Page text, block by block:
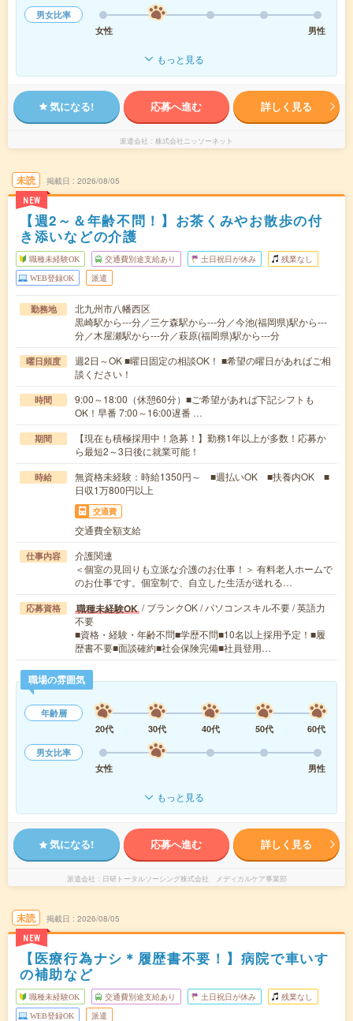
男女比率
女性
男性
もっと見る
気になる! 応募へ進む 詳しく見る
派遣会社 株式会社ニッソーネット
未読
NEW
掲載日 2026/08/05
【週2～＆年齢不問！】お茶くみやお散歩の付
き添いなどの介護
職種未経験OK 交通費別途支給あり 土日祝日が休み 残業なし
WEB登録OK 派遣
勤務地
北九州市八幡西区
黒崎駅から---分／三ケ森駅から---分／今池(福岡県)駅から---
分／木屋瀬駅から---分／萩原(福岡県)駅から---分
曜日頻度
週2日～OK ■曜日固定の相談OK！ ■希望の曜日があればご相
談ください！
時間
9:00～18:00（休憩60分）■ご希望があれば下記シフトも
OK！早番 7:00～16:00遅番 …
期間
【現在も積極採用中！急募！】勤務1年以上が多数！応募か
ら最短2～3日後に就業可能！
時給
無資格未経験：時給1350円～ ■週払いOK ■扶養内OK ■
日収1万800円以上
交通費
交通費全額支給
仕事内容
介護関連
＜個室の見回りも立派な介護のお仕事！＞ 有料老人ホームで
のお仕事です。個室制で、自立した生活が送れる…
応募資格 職種未経験OK / ブランクOK / パソコンスキル不要 / 英語力
不要
■資格・経験・年齢不問■学歴不問■10名以上採用予定！■履
歴書不要■面談確約■社会保険完備■社員登用…
職場の雰囲気
年齢層
20代
30代 40代 50代
60代
男女比率
女性
男性
もっと見る
気になる! 応募へ進む 詳しく見る
派遣会社 日研トータルソーシング株式会社 メディカルケア事業部
未読
NEW
掲載日 2026/08/05
【医療行為ナシ＊履歴書不要！】病院で車いす
の補助など
職種未経験OK 交通費別途支給あり 土日祝日が休み 残業なし
WEB登録OK 派遣